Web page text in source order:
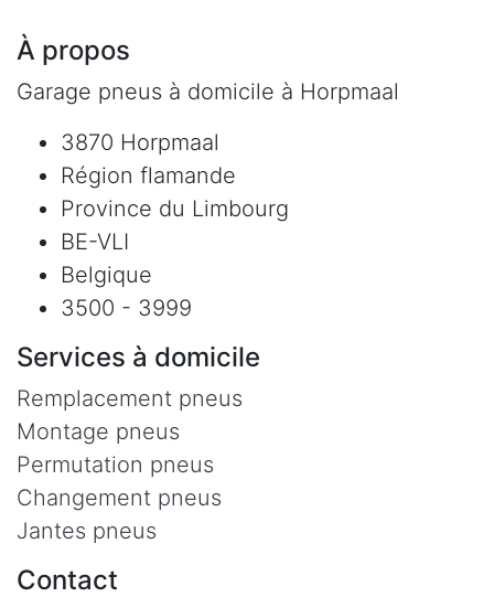
À propos
Garage pneus à domicile à Horpmaal
3870 Horpmaal
Région flamande
Province du Limbourg
BE-VLI
Belgique
3500 - 3999
Services à domicile
Remplacement pneus
Montage pneus
Permutation pneus
Changement pneus
Jantes pneus
Contact